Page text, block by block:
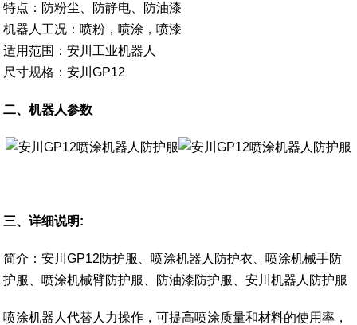
特点：防粉尘、防静电、防油漆
机器人工况：喷粉，喷涂，喷漆
适用范围：安川工业机器人
尺寸规格：安川GP12
二、机器人参数
三、详细说明:
简介：安川GP12防护服、喷涂机器人防护衣、喷涂机械手防
护服、喷涂机械臂防护服、防油漆防护服、安川机器人防护服
喷涂机器人代替人力操作，可提高喷涂质量和材料的使用率，